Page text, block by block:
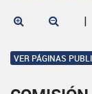
|
VER PÁGINAS